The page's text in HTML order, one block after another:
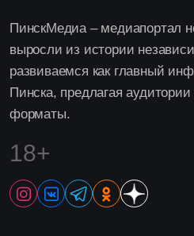
ПинскМедиа – медиапортал
выросли из истории
развиваемся как главный
Пинска, предлагая
форматы.
18+